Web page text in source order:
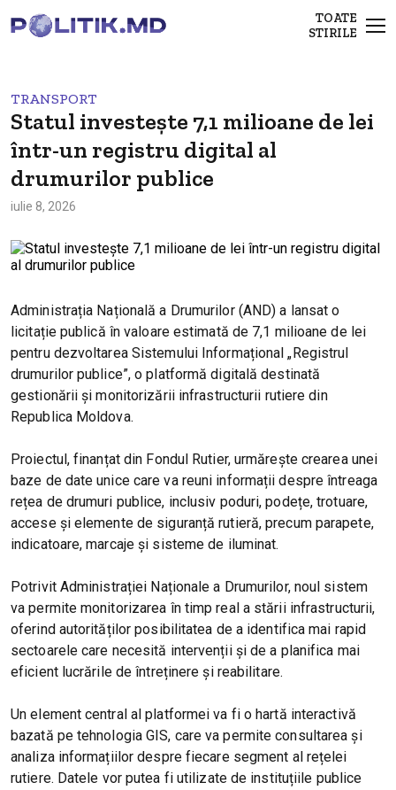
TOATE
STIRILE
TRANSPORT
Statul investește 7,1 milioane de lei
într-un registru digital al
drumurilor publice
iulie 8, 2026
Administrația Națională a Drumurilor (AND) a lansat o
licitație publică în valoare estimată de 7,1 milioane de lei
pentru dezvoltarea Sistemului Informațional „Registrul
drumurilor publice”, o platformă digitală destinată
gestionării și monitorizării infrastructurii rutiere din
Republica Moldova.
Proiectul, finanțat din Fondul Rutier, urmărește crearea unei
baze de date unice care va reuni informații despre întreaga
rețea de drumuri publice, inclusiv poduri, podețe, trotuare,
accese și elemente de siguranță rutieră, precum parapete,
indicatoare, marcaje și sisteme de iluminat.
Potrivit Administrației Naționale a Drumurilor, noul sistem
va permite monitorizarea în timp real a stării infrastructurii,
oferind autorităților posibilitatea de a identifica mai rapid
sectoarele care necesită intervenții și de a planifica mai
eficient lucrările de întreținere și reabilitare.
Un element central al platformei va fi o hartă interactivă
bazată pe tehnologia GIS, care va permite consultarea și
analiza informațiilor despre fiecare segment al rețelei
rutiere. Datele vor putea fi utilizate de instituțiile publice